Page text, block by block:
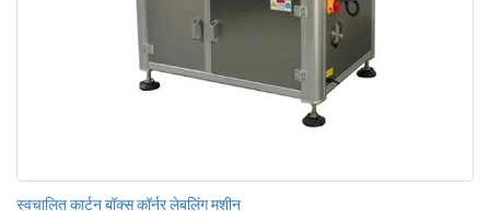
स्वचालित कार्टन बॉक्स कॉर्नर लेबलिंग मशीन